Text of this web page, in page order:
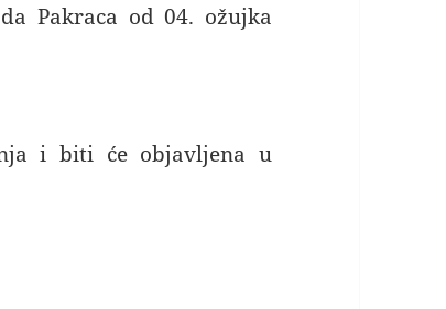
Pakraca od 04. ožujka
i biti će objavljena u